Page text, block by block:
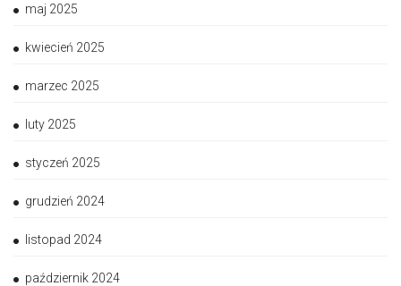
maj 2025
kwiecień 2025
marzec 2025
luty 2025
styczeń 2025
grudzień 2024
listopad 2024
październik 2024